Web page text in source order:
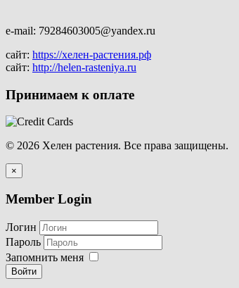
e-mail: 79284603005@yandex.ru
сайт: https://хелен-растения.рф
сайт: http://helen-rasteniya.ru
Принимаем к оплате
© 2026 Хелен растения. Все права защищены.
×
Member Login
Логин
Пароль
Запомнить меня
Войти